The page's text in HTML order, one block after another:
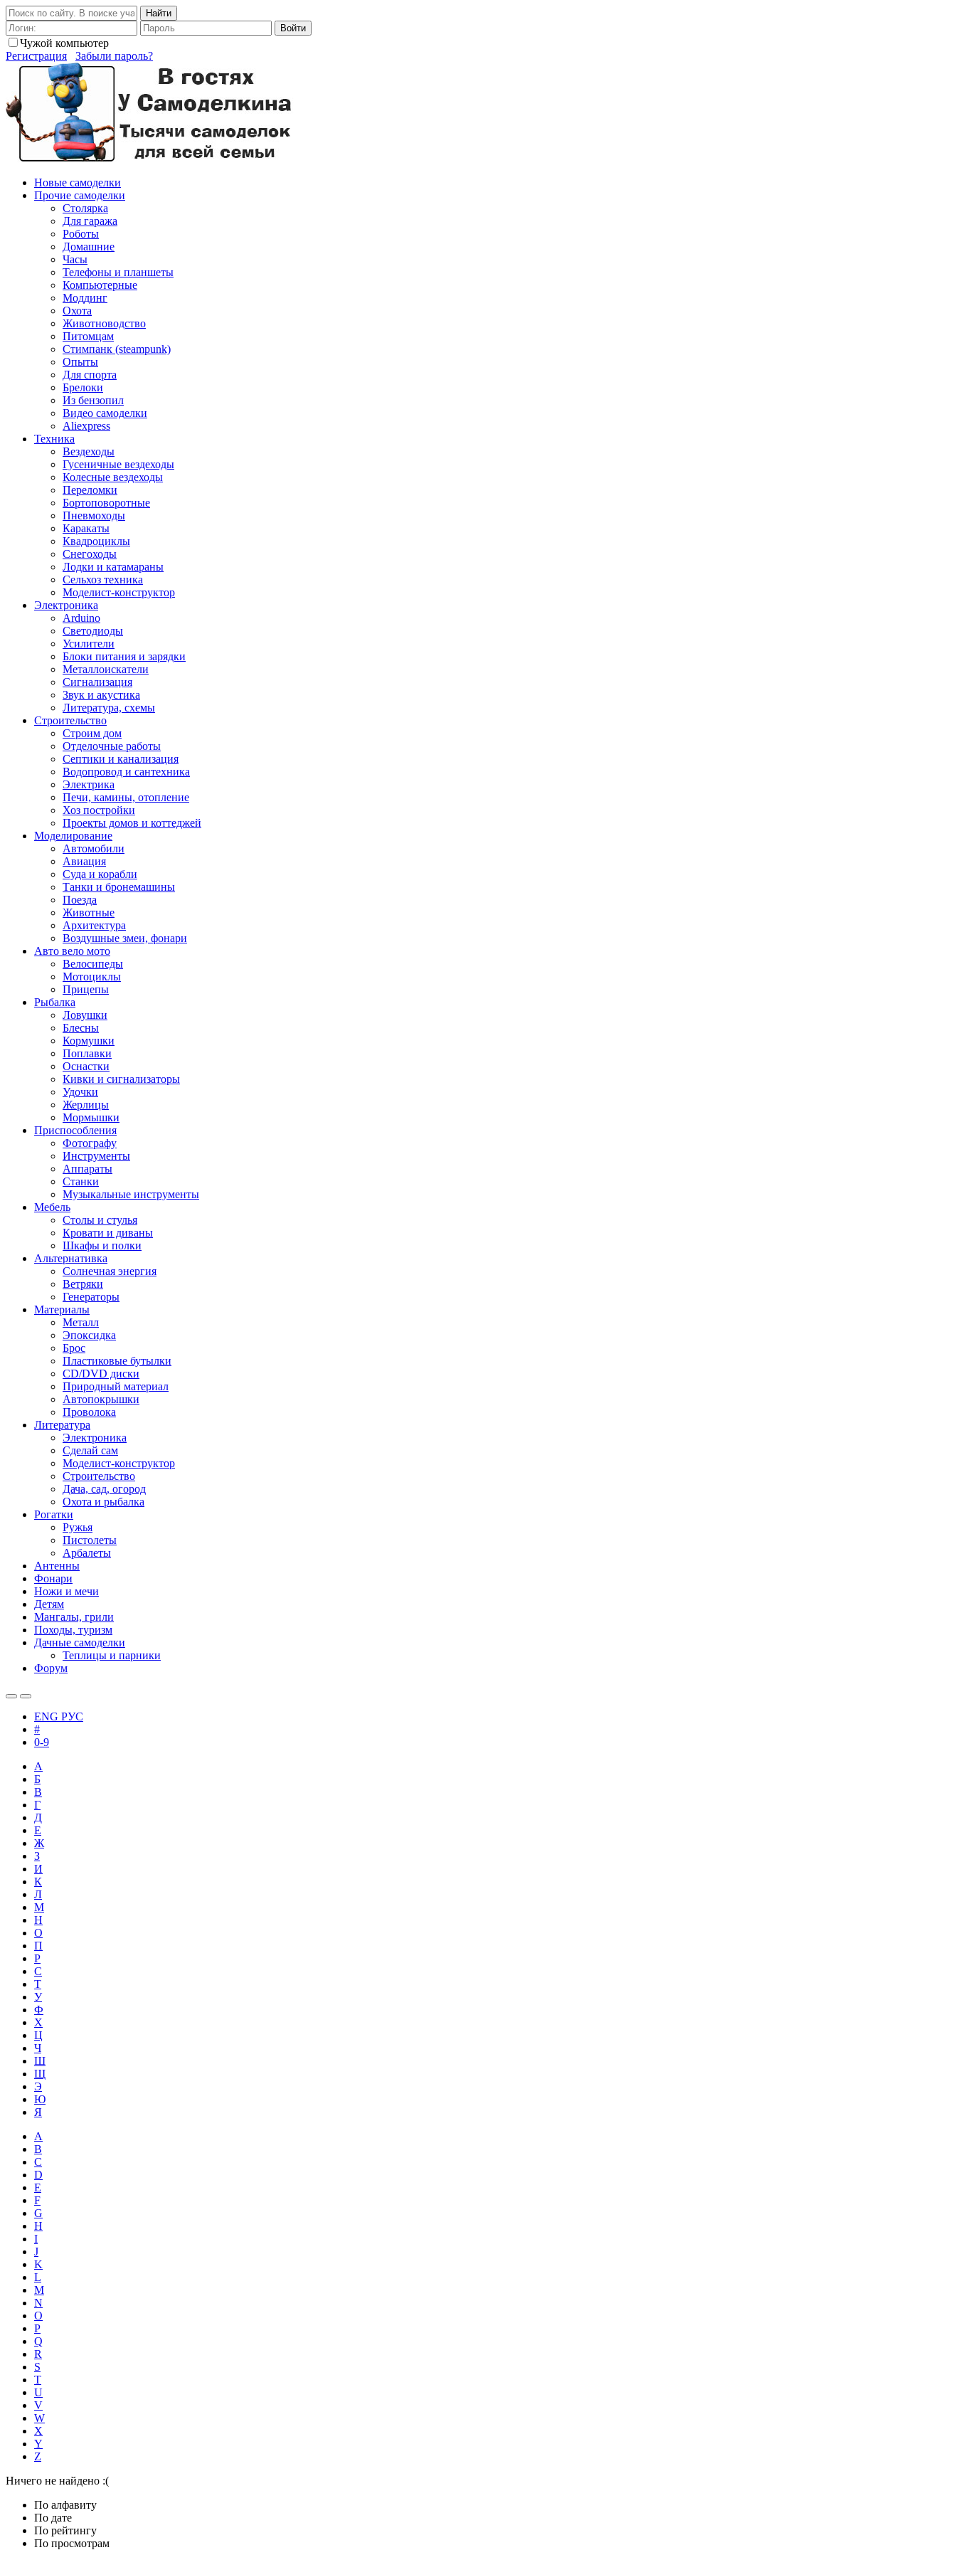
Найти
Войти
Чужой компьютер
Регистрация
Забыли пароль?
Новые самоделки
Прочие самоделки
Столярка
Для гаража
Роботы
Домашние
Часы
Телефоны и планшеты
Компьютерные
Моддинг
Охота
Животноводство
Питомцам
Стимпанк (steampunk)
Опыты
Для спорта
Брелоки
Из бензопил
Видео самоделки
Aliexpress
Техника
Вездеходы
Гусеничные вездеходы
Колесные вездеходы
Переломки
Бортоповоротные
Пневмоходы
Каракаты
Квадроциклы
Снегоходы
Лодки и катамараны
Сельхоз техника
Моделист-конструктор
Электроника
Arduino
Светодиоды
Усилители
Блоки питания и зарядки
Металлоискатели
Сигнализация
Звук и акустика
Литература, схемы
Строительство
Строим дом
Отделочные работы
Септики и канализация
Водопровод и сантехника
Электрика
Печи, камины, отопление
Хоз постройки
Проекты домов и коттеджей
Моделирование
Автомобили
Авиация
Суда и корабли
Танки и бронемашины
Поезда
Животные
Архитектура
Воздушные змеи, фонари
Авто вело мото
Велосипеды
Мотоциклы
Прицепы
Рыбалка
Ловушки
Блесны
Кормушки
Поплавки
Оснастки
Кивки и сигнализаторы
Удочки
Жерлицы
Мормышки
Приспособления
Фотографу
Инструменты
Аппараты
Станки
Музыкальные инструменты
Мебель
Столы и стулья
Кровати и диваны
Шкафы и полки
Альтернативка
Солнечная энергия
Ветряки
Генераторы
Материалы
Металл
Эпоксидка
Брос
Пластиковые бутылки
CD/DVD диски
Природный материал
Автопокрышки
Проволока
Литература
Электроника
Сделай сам
Моделист-конструктор
Строительство
Дача, сад, огород
Охота и рыбалка
Рогатки
Ружья
Пистолеты
Арбалеты
Антенны
Фонари
Ножи и мечи
Детям
Мангалы, грили
Походы, туризм
Дачные самоделки
Теплицы и парники
Форум
ENG РУС
#
0-9
А
Б
В
Г
Д
Е
Ж
З
И
К
Л
М
Н
О
П
Р
С
Т
У
Ф
Х
Ц
Ч
Ш
Щ
Э
Ю
Я
A
B
C
D
E
F
G
H
I
J
K
L
M
N
O
P
Q
R
S
T
U
V
W
X
Y
Z
Ничего не найдено :(
По алфавиту
По дате
По рейтингу
По просмотрам